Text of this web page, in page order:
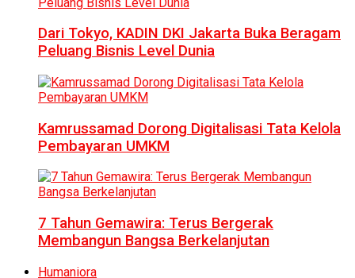
Dari Tokyo, KADIN DKI Jakarta Buka Beragam
Peluang Bisnis Level Dunia
Kamrussamad Dorong Digitalisasi Tata Kelola
Pembayaran UMKM
7 Tahun Gemawira: Terus Bergerak
Membangun Bangsa Berkelanjutan
Humaniora